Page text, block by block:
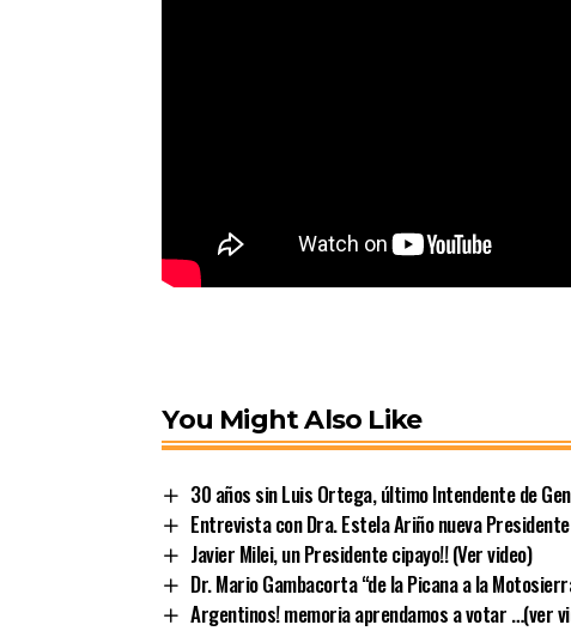
You Might Also Like
30 años sin Luis Ortega, último Intendente de
Entrevista con Dra. Estela Ariño nueva
Javier Milei, un Presidente cipayo!! (Ver video)
Dr. Mario Gambacorta “de la Picana a la
Argentinos! memoria aprendamos a votar …(ver